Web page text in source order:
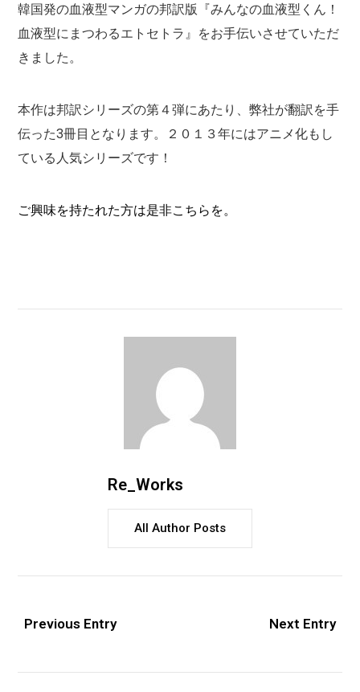
韓国発の血液型マンガの邦訳版『みんなの血液型くん！
血液型にまつわるエトセトラ』をお手伝いさせていただ
きました。
本作は邦訳シリーズの第４弾にあたり、弊社が翻訳を手
伝った3冊目となります。２０１３年にはアニメ化もし
ている人気シリーズです！
ご興味を持たれた方は是非こちらを。
Re_Works
All Author Posts
Previous Entry Next Entry